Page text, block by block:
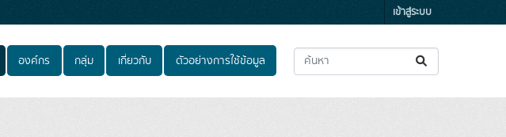
เข้าสู่ระบบ
องค์กร กลุ่ม เกี่ยวกับ ตัวอย่างการใช้ข้อมูล